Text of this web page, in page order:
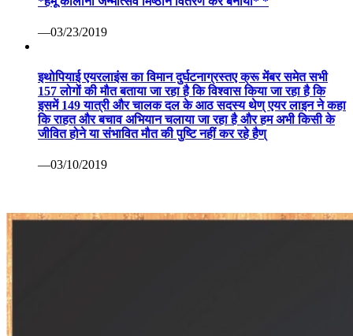
—03/23/2019
इथोपियाई एयरलाइंस का विमान दुर्घटनाग्रस्तए क्रू मेंबर समेत सभी
157 लोगों की मौत बताया जा रहा है कि विश्वास किया जा रहा है कि
इसमें 149 यात्री और चालक दल के आठ सदस्य थेण् एयर लाइन ने कहा
कि राहत और बचाव अभियान चलाया जा रहा है और हम अभी किसी के
जीवित होने या संभावित मौत की पुष्टि नहीं कर रहे हैण्
—03/10/2019